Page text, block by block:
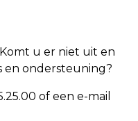
u er niet uit en
en ondersteuning?
of een e-mail